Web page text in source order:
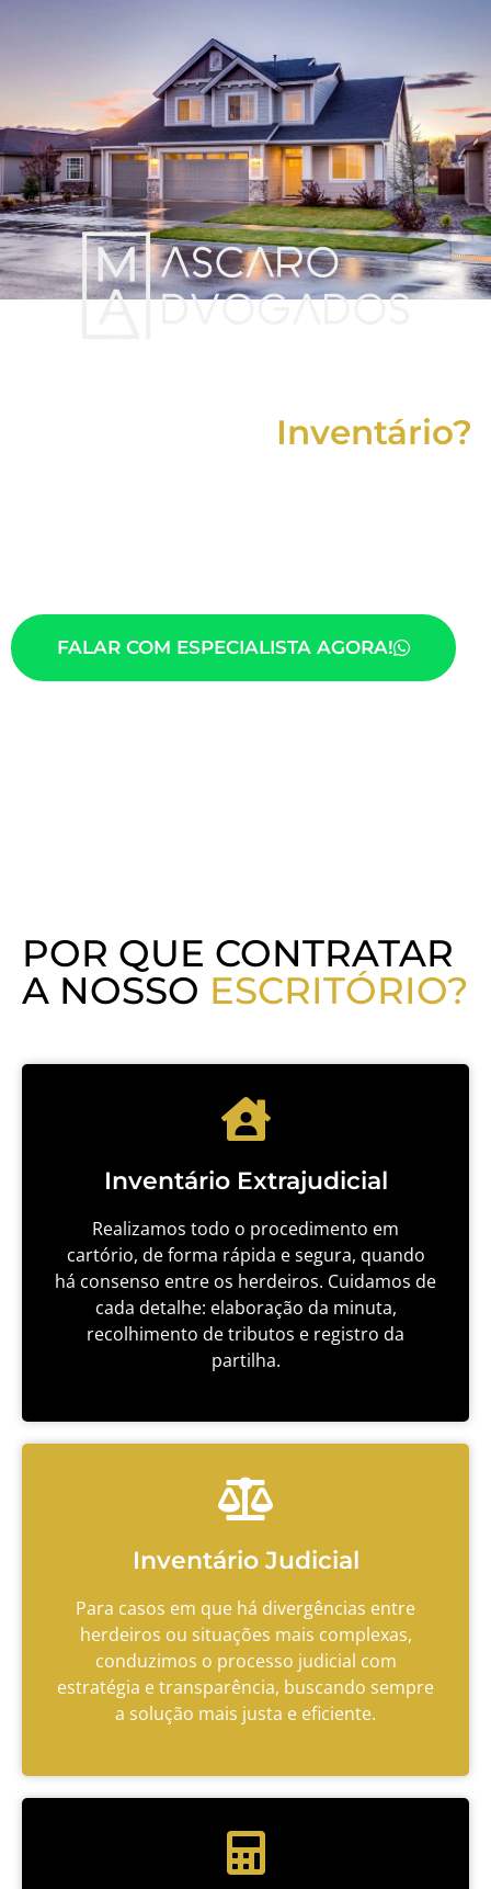
Inventário?
FALAR COM ESPECIALISTA AGORA!
POR QUE CONTRATAR
A NOSSO ESCRITÓRIO?
Inventário Extrajudicial
Realizamos todo o procedimento em
cartório, de forma rápida e segura, quando
há consenso entre os herdeiros. Cuidamos de
cada detalhe: elaboração da minuta,
recolhimento de tributos e registro da
partilha.
Inventário Judicial
Para casos em que há divergências entre
herdeiros ou situações mais complexas,
conduzimos o processo judicial com
estratégia e transparência, buscando sempre
a solução mais justa e eficiente.